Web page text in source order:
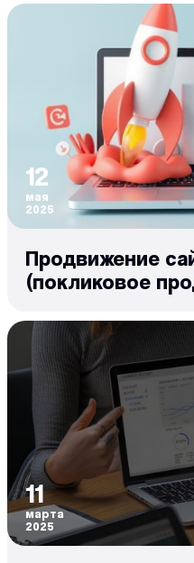
12
мая
2025
Продвижение
(покликовое
11
марта
2025